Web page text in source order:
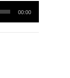
00:00
EN